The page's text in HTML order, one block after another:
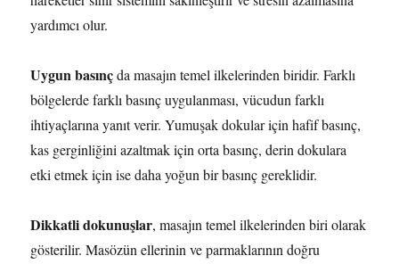
yardımcı olur.
Uygun basınçda masajın temel ilkelerinden biridir. Farklı
bölgelerde farklı basınç uygulanması, vücudun farklı
ihtiyaçlarına yanıt verir. Yumuşak dokular için hafif basınç,
kas gerginliğini azaltmak için orta basınç, derin dokulara
etki etmek için ise daha yoğun bir basınç gereklidir.
Dikkatli dokunuşlar, masajın temel ilkelerinden biri olarak
gösterilir. Masözün ellerinin ve parmaklarının doğru